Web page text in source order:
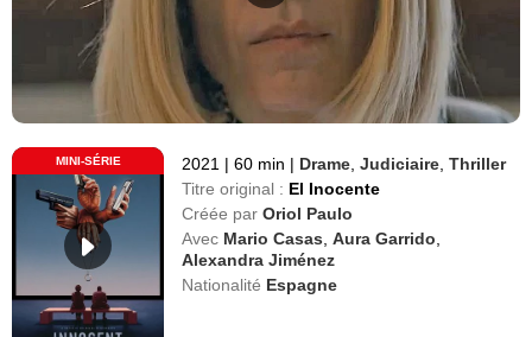
MINI-SÉRIE 2021 | 60 min | Drame ,Judiciaire ,Thriller
Titre original : El Inocente
Créée par Oriol Paulo
Avec Mario Casas ,Aura Garrido
Alexandra Jiménez
Nationalité Espagne